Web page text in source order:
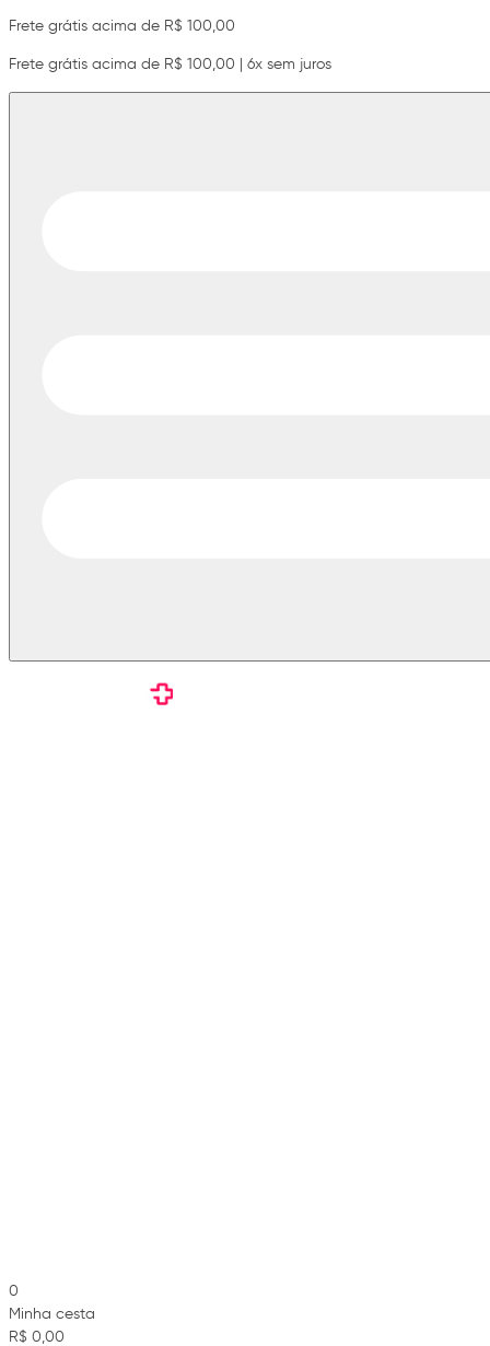
Frete grátis acima de R$ 100,00
Frete grátis acima de R$ 100,00 | 6x sem juros
0
Minha cesta
R$ 0,00